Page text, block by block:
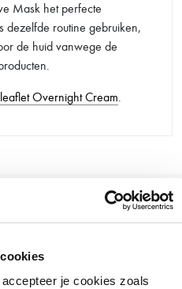
je cookies zoals
Mask het perfecte
dezelfde routine gebruiken,
de huid vanwege de
leaflet Overnight Cream.